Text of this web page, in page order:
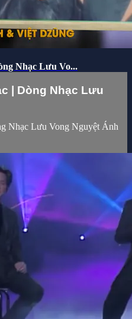
Nhạc Lưu Vo...
| Dòng Nhạc Lưu
Nhạc Lưu Vong Nguyệt Ánh